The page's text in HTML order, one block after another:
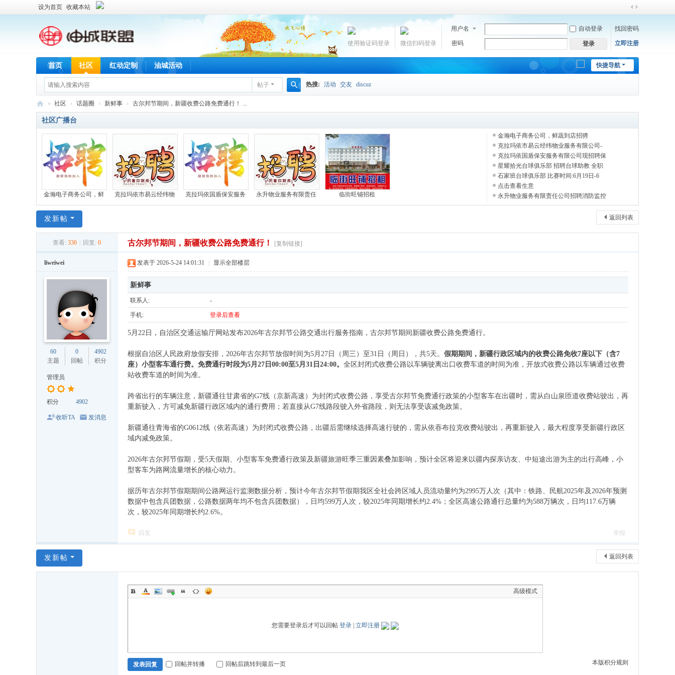
设为首页 收藏本站
切
换
到
宽
用户名 自动登录 找回密码
密码 登录 立即注册
微信扫码登录
使用验证码登录
快捷导航
首页 社区 红动定制 油城活动
帖子
索
热搜: 活动 交友 discuz
油
城
盟
» 社区 › 话题圈 › 新鲜事 › 古尔邦节期间，新疆收费公路免费通行！ ...
社区广播台
金瀚电子商务公司，鲜 克拉玛依市易云经纬物 克拉玛依国盾保安服务 永升物业服务有限责任 临街旺铺招租
金瀚电子商务公司，鲜蔬到店招骋
克拉玛依市易云经纬物业服务有限公司-
克拉玛依国盾保安服务有限公司现招聘保
星耀拾光台球俱乐部 招聘台球助教 全职
石家班台球俱乐部 比赛时间:6月19日-6
点击查看生意
永升物业服务有限责任公司招聘消防监控
返回列表
发新帖
查看: 336 回复: 0 古尔邦节期间，新疆收费公路免费通行！ [复制链接]
liweiwei
60
主题
0
回帖
4902
积分
管理员
积分 4902
收听TA 发消息
发表于 2026-5-24 14:01:31 显示全部楼层
新鲜事
联系人: -
手机: 登录后查看
5月22日，自治区交通运输厅网站发布2026年古尔邦节公路交通出行服务指南，古尔邦节期间新疆收费公路免费通行。
根据自治区人民政府放假安排，2026年古尔邦节放假时间为5月27日（周三）至31日（周日），共5天。 假期期间，新疆行政区域内的收费公路免收7座以下（含7
座）小型客车通行费。免费通行时段为5月27日00:00至5月31日24:00。 全区封闭式收费公路以车辆驶离出口收费车道的时间为准，开放式收费公路以车辆通过收费
站收费车道的时间为准。
跨省出行的车辆注意，新疆通往甘肃省的G7线（京新高速）为封闭式收费公路，享受古尔邦节免费通行政策的小型客车在出疆时，需从白山泉匝道收费站驶出，再
重新驶入，方可减免新疆行政区域内的通行费用；若直接从G7线路段驶入外省路段，则无法享受该减免政策。
新疆通往青海省的G0612线（依若高速）为封闭式收费公路，出疆后需继续选择高速行驶的，需从依吞布拉克收费站驶出，再重新驶入，最大程度享受新疆行政区
域内减免政策。
2026年古尔邦节假期，受5天假期、小型客车免费通行政策及新疆旅游旺季三重因素叠加影响，预计全区将迎来以疆内探亲访友、中短途出游为主的出行高峰，小
型客车为路网流量增长的核心动力。
据历年古尔邦节假期期间公路网运行监测数据分析，预计今年古尔邦节假期我区全社会跨区域人员流动量约为2995万人次（其中：铁路、民航2025年及2026年预测
数据中包含兵团数据，公路数据两年均不包含兵团数据），日均599万人次，较2025年同期增长约2.4%；全区高速公路通行总量约为588万辆次，日均117.6万辆
次，较2025年同期增长约2.6%。
回复 举报
返回列表
发新帖
高级模式
您需要登录后才可以回帖 登录 立即注册
本版积分规则
发表回复 回帖并转播 回帖后跳转到最后一页